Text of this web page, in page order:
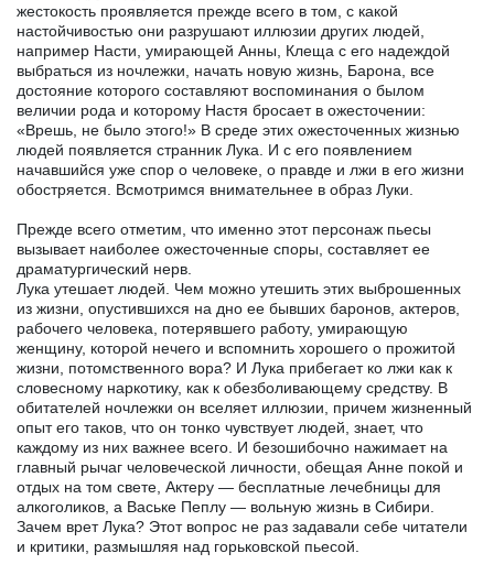
жестокость проявляется прежде всего в том, с какой
настойчивостью они разрушают иллюзии других людей,
например Насти, умирающей Анны, Клеща с его надеждой
выбраться из ночлежки, начать новую жизнь, Барона, все
достояние которого составляют воспоминания о былом
величии рода и которому Настя бросает в ожесточении:
«Врешь, не было этого!» В среде этих ожесточенных жизнью
людей появляется странник Лука. И с его появлением
начавшийся уже спор о человеке, о правде и лжи в его жизни
обостряется. Всмотримся внимательнее в образ Луки.
Прежде всего отметим, что именно этот персонаж пьесы
вызывает наиболее ожесточенные споры, составляет ее
драматургический нерв.
Лука утешает людей. Чем можно утешить этих выброшенных
из жизни, опустившихся на дно ее бывших баронов, актеров,
рабочего человека, потерявшего работу, умирающую
женщину, которой нечего и вспомнить хорошего о прожитой
жизни, потомственного вора? И Лука прибегает ко лжи как к
словесному наркотику, как к обезболивающему средству. В
обитателей ночлежки он вселяет иллюзии, причем жизненный
опыт его таков, что он тонко чувствует людей, знает, что
каждому из них важнее всего. И безошибочно нажимает на
главный рычаг человеческой личности, обещая Анне покой и
отдых на том свете, Актеру — бесплатные лечебницы для
алкоголиков, а Ваське Пеплу — вольную жизнь в Сибири.
Зачем врет Лука? Этот вопрос не раз задавали себе читатели
и критики, размышляя над горьковской пьесой.